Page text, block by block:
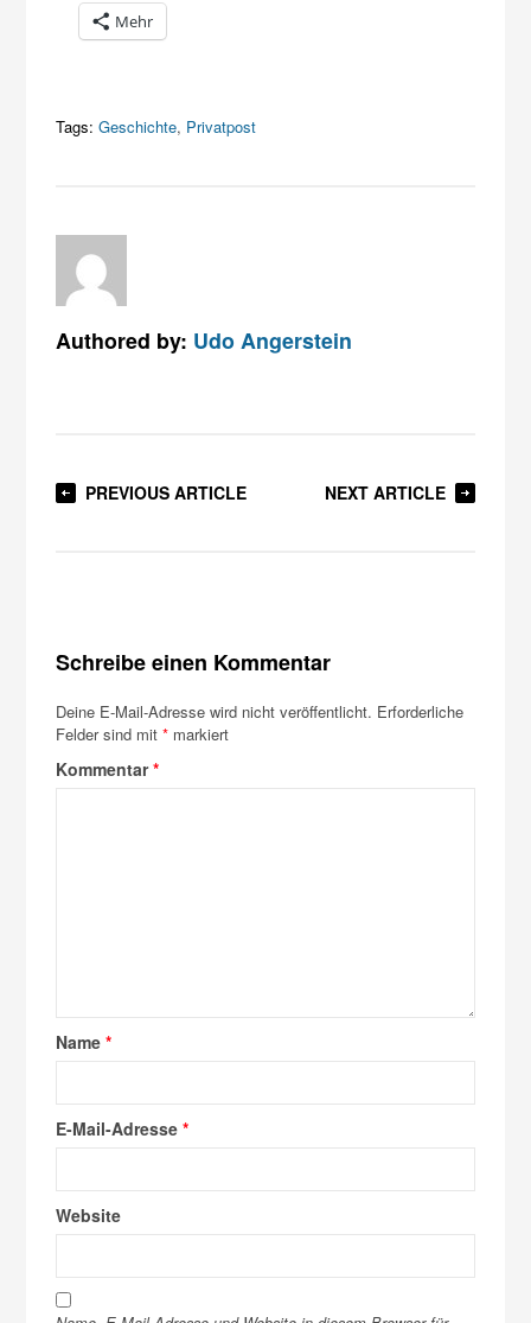
Mehr
Tags: Geschichte, Privatpost
Authored by: Udo Angerstein
PREVIOUS ARTICLE NEXT ARTICLE
Schreibe einen Kommentar
Deine E-Mail-Adresse wird nicht veröffentlicht. Erforderliche
Felder sind mit* markiert
Kommentar*
Name*
E-Mail-Adresse*
Website